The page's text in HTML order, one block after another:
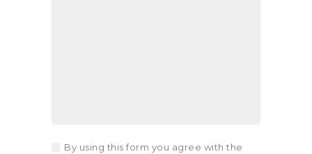
By using this form you agree with the